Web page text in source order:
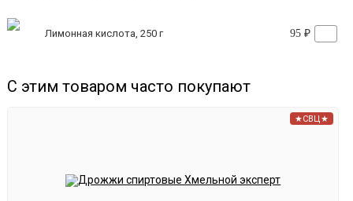
Лимонная кислота, 250 г 95 ₽
С этим товаром часто покупают
★СВЦ★